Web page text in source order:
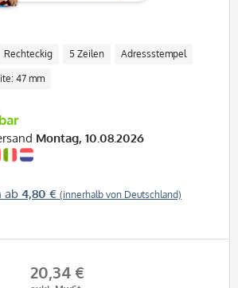
Rechteckig 5 Zeilen Adressstempel
47 mm
Montag, 10.08.2026
ab 4,80 € (innerhalb von Deutschland)
20,34 €